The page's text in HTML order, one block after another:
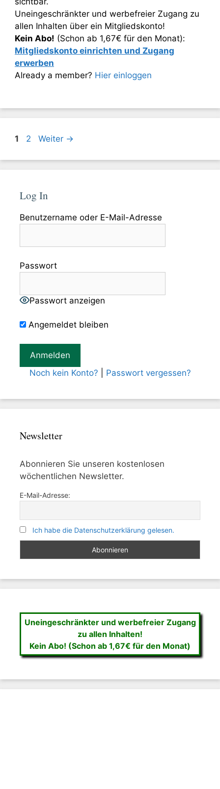
Uneingeschränkter und werbefreier Zugang zu
allen Inhalten über ein Mitgliedskonto!
Kein Abo! (Schon ab 1,67€ für den Monat):
Mitgliedskonto einrichten und Zugang
erwerben
Already a member? Hier einloggen
Seite
1 Seite
2 Weiter →
Log In
Benutzername oder E-Mail-Adresse
Passwort
Passwort anzeigen
Angemeldet bleiben
Noch kein Konto? Passwort vergessen?
Newsletter
Abonnieren Sie unseren kostenlosen
wöchentlichen Newsletter.
E-Mail-Adresse:
Ich habe die Datenschutzerklärung gelesen.
Uneingeschränkter und werbefreier Zugang
zu allen Inhalten!
Kein Abo! (Schon ab 1,67€ für den Monat)